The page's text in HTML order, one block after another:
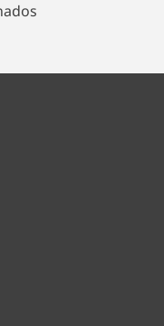
SELECCIONE UN